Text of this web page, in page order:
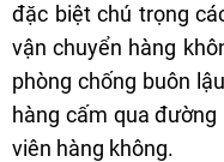
đặc biệt chú trọng
vận chuyển hàng
phòng chống buôn
hàng cấm qua
viên hàng không.